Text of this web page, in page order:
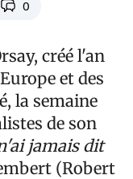
0
créé l'an
et des
la semaine
de son
jamais dit
(Robert